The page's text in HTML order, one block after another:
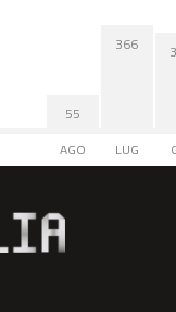
55
AGO
366
LUG